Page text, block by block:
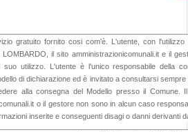
gratuito fornito cosi com'è. L'utente, con l'utilizzo
il sito amministrazionicomunali.it e il
utilizzo. L'utente è l'unico responsabile della
di dichiarazione ed è invitato a consultarsi
alla consegna del Modello presso il Comune.
o il gestore non sono in alcun caso
inserite e conseguenti disagi o danni derivanti